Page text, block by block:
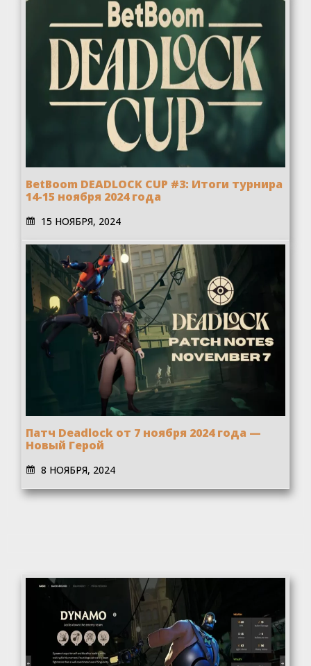
BetBoom DEADLOCK CUP #3: Итоги турнира
14-15 ноября 2024 года
15 НОЯБРЯ, 2024
Патч Deadlock от 7 ноября 2024 года —
Новый Герой
8 НОЯБРЯ, 2024